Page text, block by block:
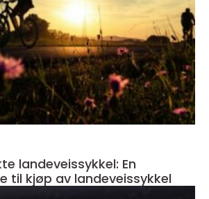
landeveissykkel: En
til kjøp av landeveissykkel